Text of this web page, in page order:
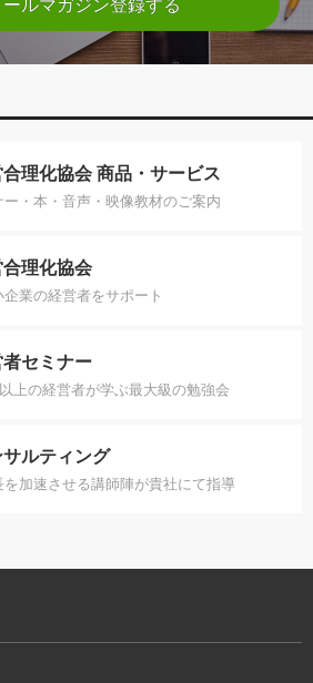
ールマガジン登録する
合理化協会 商品・サービス
ー・本・音声・映像教材のご案内
合理化協会
業の経営者をサポート
セミナー
上の経営者が学ぶ最大級の勉強会
ルティング
を加速させる講師陣が貴社にて指導